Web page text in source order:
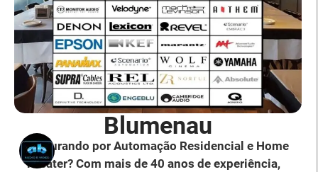
Blumenau
Procurando por Automação Residencial e Home
Theater? Com mais de 40 anos de experiência,